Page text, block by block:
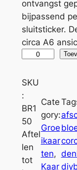
ontvangst
bijpassend
sluitsticker.
circa A6
o
e
i
k
a
a
r
t
e
r
n
a
t
i
SKU
:
BR1
50
Aftel
len
tot
Cate
gory:
Groe
ikaar
ten
Kaar